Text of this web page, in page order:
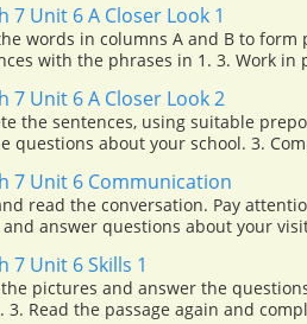
using when and where.
7 Unit 6 A Closer Look 1
words in columns A and B to form
in 1. 3. Work in pairs. Answer the questions about your
repeat the chant. Pay attention to the
7 Unit 6 A Closer Look 2
the sentences, using suitable
questions about your school. 3.
discuss in groups which
7 Unit 6 Communication
read the conversation. Pay
and answer questions about your
planning to visit your school. Make
high school
Then discuss and fill in the inf
7 Unit 6 Skills 1
the pictures and answer the
3. Read the passage again and